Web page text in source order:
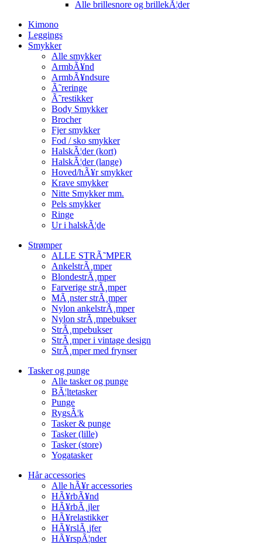
Alle brillesnore og brillekÃ¦der
Kimono
Leggings
Smykker
Alle smykker
ArmbÃ¥nd
ArmbÃ¥ndsure
Ã˜reringe
Ã˜restikker
Body Smykker
Brocher
Fjer smykker
Fod / sko smykker
HalskÃ¦der (kort)
HalskÃ¦der (lange)
Hoved/hÃ¥r smykker
Krave smykker
Nitte Smykker mm.
Pels smykker
Ringe
Ur i halskÃ¦de
Strømper
ALLE STRÃ˜MPER
AnkelstrÃ¸mper
BlondestrÃ¸mper
Farverige strÃ¸mper
MÃ¸nster strÃ¸mper
Nylon ankelstrÃ¸mper
Nylon strÃ¸mpebukser
StrÃ¸mpebukser
StrÃ¸mper i vintage design
StrÃ¸mper med frynser
Tasker og punge
Alle tasker og punge
BÃ¦ltetasker
Punge
RygsÃ¦k
Tasker & punge
Tasker (lille)
Tasker (store)
Yogatasker
Hår accessories
Alle hÃ¥r accessories
HÃ¥rbÃ¥nd
HÃ¥rbÃ¸jler
HÃ¥relastikker
HÃ¥rslÃ¸jfer
HÃ¥rspÃ¦nder